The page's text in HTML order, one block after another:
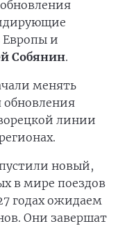
Европы и
Собянин.
менять
обновления
линии
новый,
в мире поездов
годах ожидаем
Они завершат